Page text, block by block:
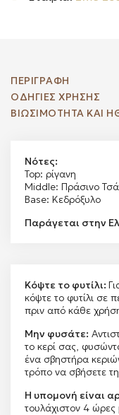
ΠΕΡΙΓΡΑΦΉ
ΟΔΗΓΙΕΣ ΧΡΗΣΗΣ
ΒΙΩΣΙΜΟΤΗΤΑ ΚΑΙ
Νότες:
Top: ρίγανη
Middle: Πράσινο
Base: Κεδρόξυλο
Παράγεται στην
Κόψτε το φυτίλι:
κόψτε το φυτίλι σε
πριν από κάθε
Μην φυσάτε:
το κερί σας,
ένα σβηστήρα
τρόπο να σβήσετε
Η υπομονή είναι
τουλάχιστον 4